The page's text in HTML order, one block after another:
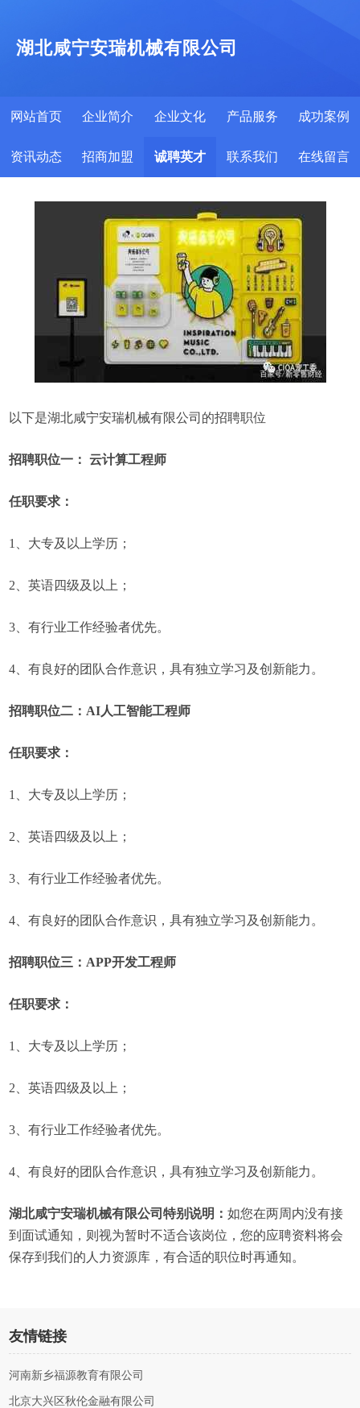
湖北咸宁安瑞机械有限公司
网站首页 企业简介 企业文化 产品服务 成功案例
资讯动态 招商加盟 诚聘英才 联系我们 在线留言
以下是湖北咸宁安瑞机械有限公司的招聘职位
招聘职位一： 云计算工程师
任职要求：
1、大专及以上学历；
2、英语四级及以上；
3、有行业工作经验者优先。
4、有良好的团队合作意识，具有独立学习及创新能力。
招聘职位二：AI人工智能工程师
任职要求：
1、大专及以上学历；
2、英语四级及以上；
3、有行业工作经验者优先。
4、有良好的团队合作意识，具有独立学习及创新能力。
招聘职位三：APP开发工程师
任职要求：
1、大专及以上学历；
2、英语四级及以上；
3、有行业工作经验者优先。
4、有良好的团队合作意识，具有独立学习及创新能力。
湖北咸宁安瑞机械有限公司特别说明：如您在两周内没有接
到面试通知，则视为暂时不适合该岗位，您的应聘资料将会
保存到我们的人力资源库，有合适的职位时再通知。
友情链接
河南新乡福源教育有限公司
北京大兴区秋伦金融有限公司